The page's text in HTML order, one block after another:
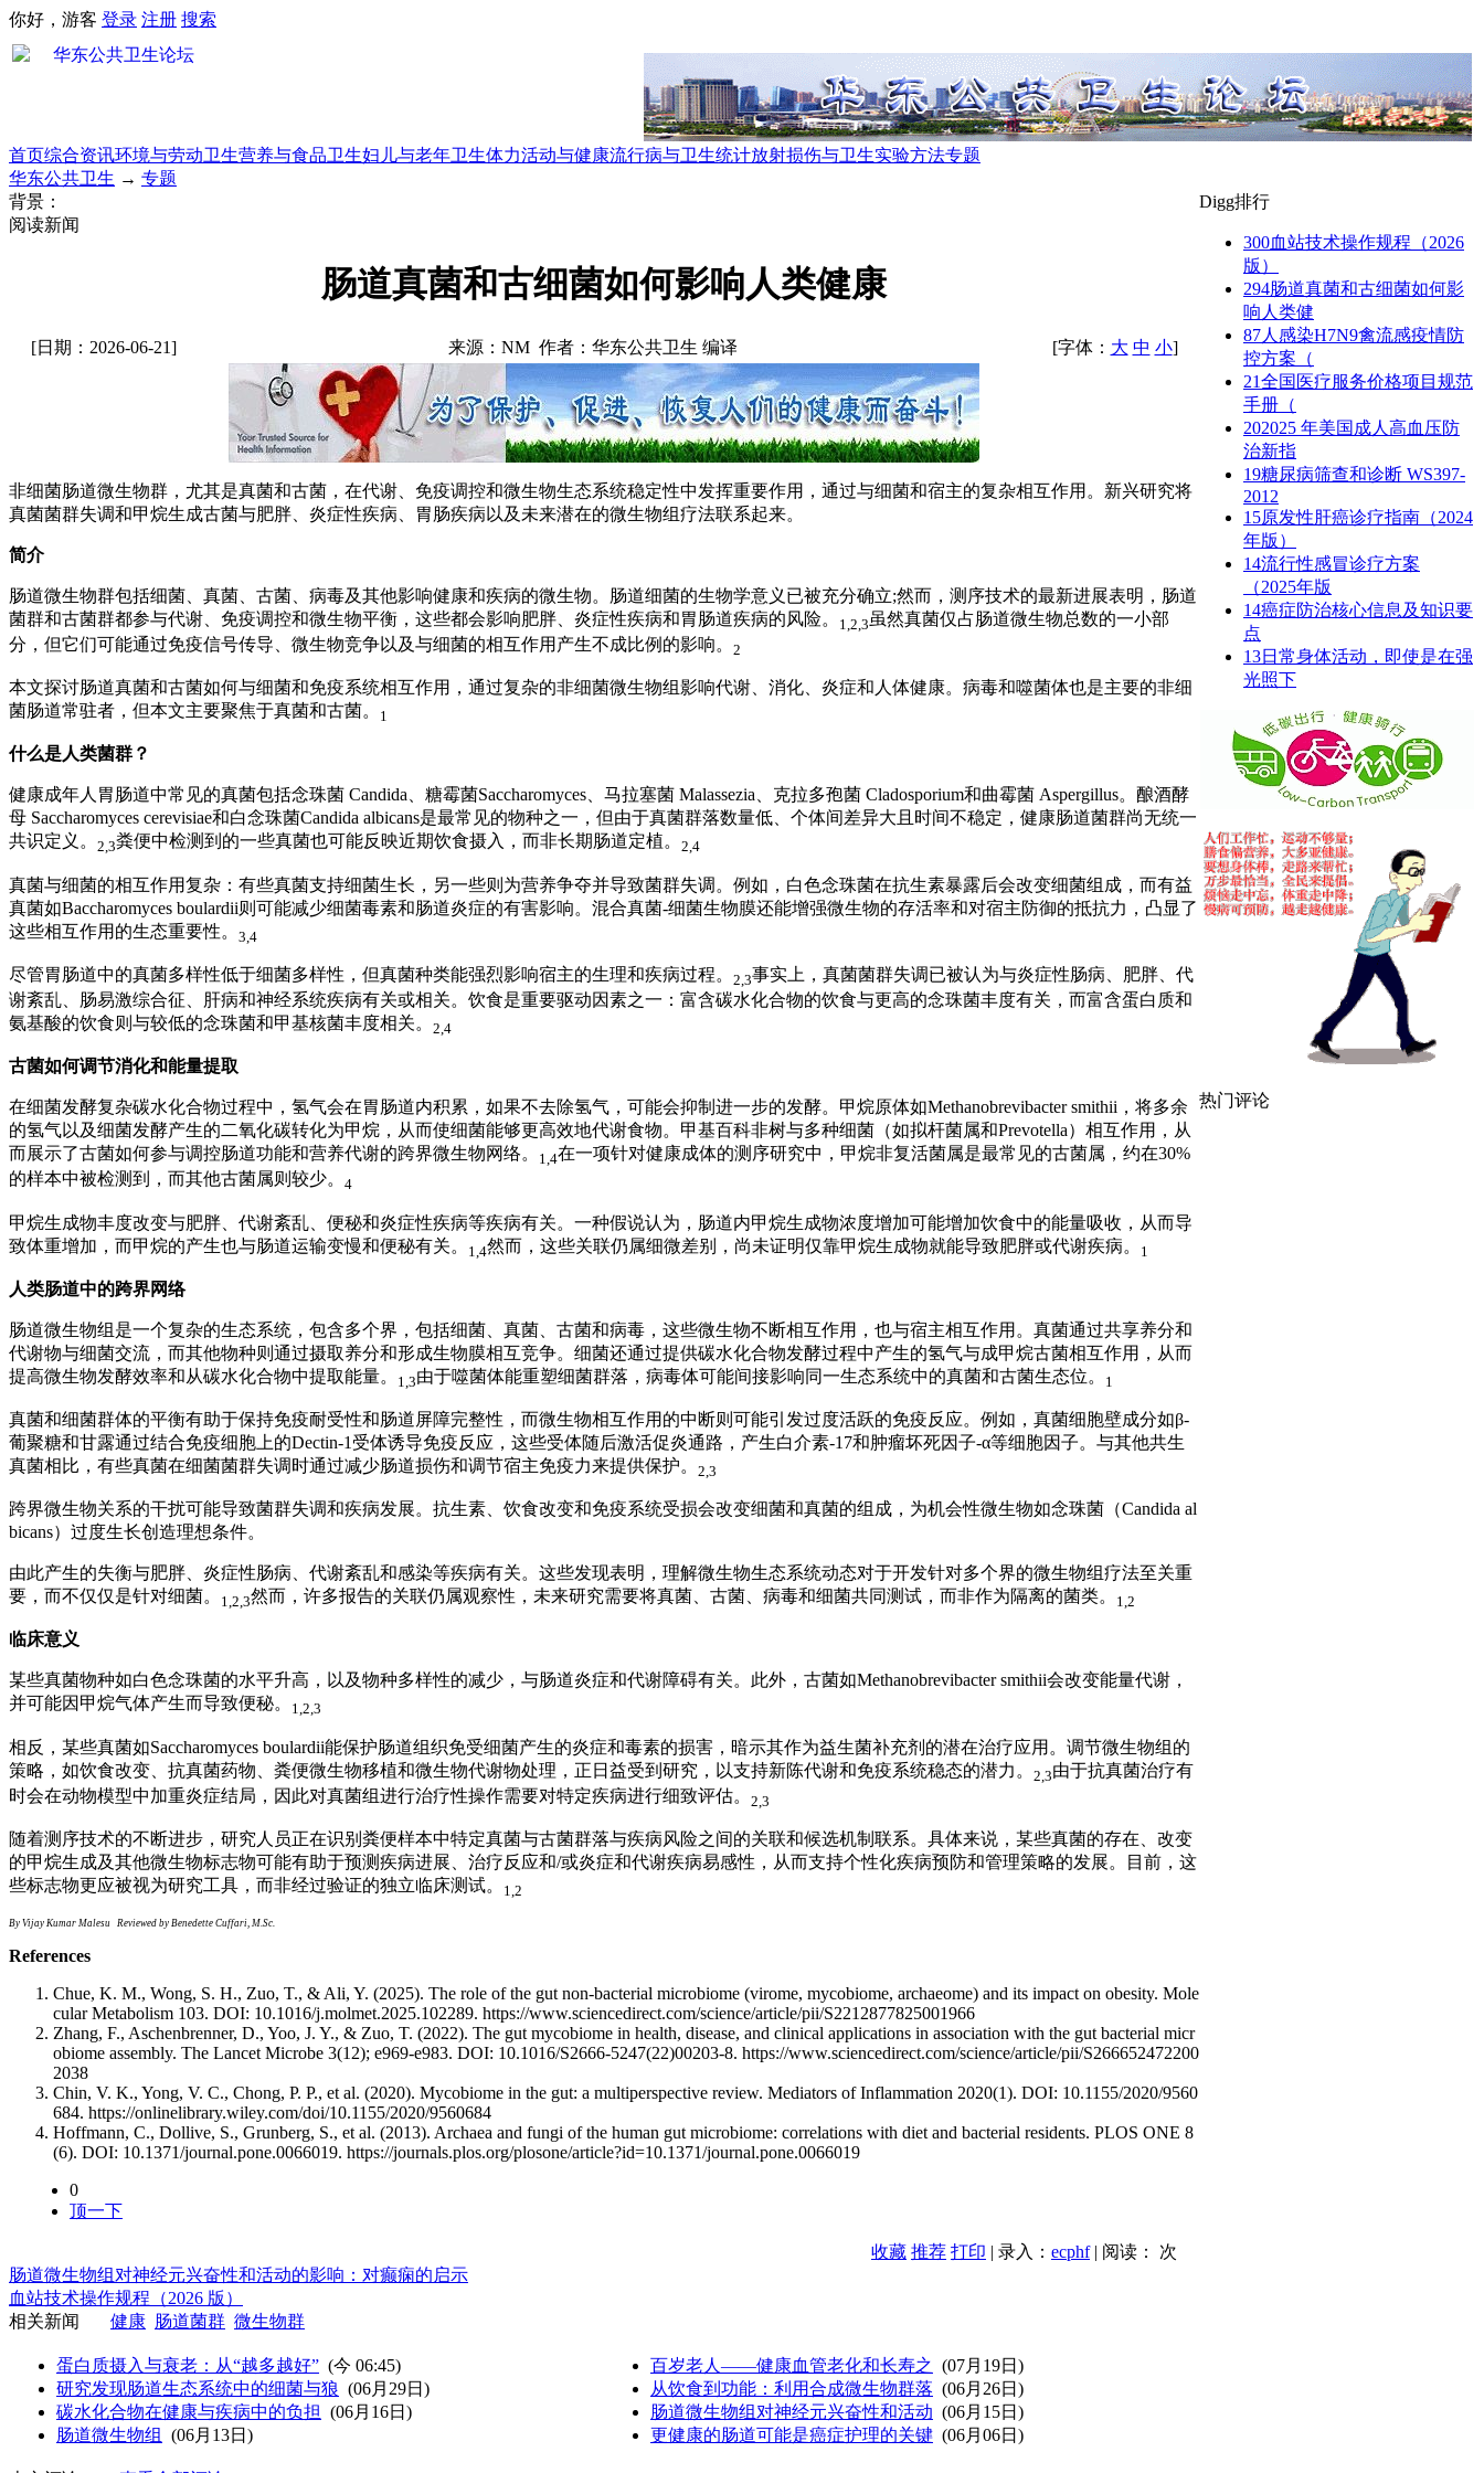
你好，游客 登录 注册 搜索
首页综合资讯环境与劳动卫生营养与食品卫生妇儿与老年卫生体力活动与健康流行病与卫生统计放射损伤与卫生实验方法专题
华东公共卫生 → 专题
背景：
阅读新闻
肠道真菌和古细菌如何影响人类健康
[日期：2026-06-21] 来源：NM 作者：华东公共卫生 编译 [字体： 大 中 小]
非细菌肠道微生物群 ，尤其是真菌和古菌，在代谢、免疫调控和微生物生态系统稳定性中发挥重要作用，通过与细菌和宿主的复杂相互作用。新兴研究将
真菌菌群失调和甲烷生成古菌与肥胖、炎症性疾病、胃肠疾病以及未来潜在的微生物组疗法联系起来。
简介
肠道微生物群包括细菌、真菌、古菌、病毒及其他影响健康和疾病的微生物。肠道细菌的生物学意义已被充分确立;然而，测序技术的最新进展表明，肠道
菌群和古菌群都参与代谢、免疫调控和微生物平衡，这些都会影响肥胖、炎症性疾病和胃肠道疾病的风险。
1,2,3 虽然真菌仅占肠道微生物总数的一小部
分，但它们可能通过免疫信号传导、微生物竞争以及与细菌的相互作用产生不成比例的影响。 2
本文探讨肠道真菌和古菌如何与细菌和免疫系统相互作用，通过复杂的非细菌微生物组影响代谢、消化、 炎症和人体健康。病毒和噬菌体也是主要的非细
菌肠道常驻者，但本文主要聚焦于真菌和古菌。
1
什么是人类菌群？
健康成年人胃肠道中常见的真菌包括念珠菌 Candida、糖霉菌Saccharomyces、马拉塞菌 Malassezia、克拉多孢菌 Cladosporium和曲霉菌 Aspergillus。酿酒酵
母 Saccharomyces cerevisiae和白念珠菌Candida albicans是最常见的物种之一，但由于真菌群落数量低、个体间差异大且时间不稳定，健康肠道菌群尚无统一
共识定义。 2,3粪便中检测到的一些真菌也可能反映近期饮食摄入，而非长期肠道定植。 2,4
真菌与细菌的相互作用复杂：有些真菌支持细菌生长，另一些则为营养争夺并导致菌群失调。例如，白色念珠菌在抗生素暴露后会改变细菌组成，而有益
真菌如Baccharomyces boulardii则可能减少细菌毒素和肠道炎症的有害影响。混合真菌-细菌生物膜还能增强微生物的存活率和对宿主防御的抵抗力，凸显了
这些相互作用的生态重要性。 3,4
尽管胃肠道中的真菌多样性低于细菌多样性，但真菌种类能强烈影响宿主的生理和疾病过程。 2,3事实上，真菌菌群失调已被认为与炎症性肠病、肥胖、代
谢紊乱、肠易激综合征、肝病和神经系统疾病有关或相关。饮食是重要驱动因素之一：富含碳水化合物的饮食与更高的念珠菌丰度有关，而富含蛋白质和
氨基酸的饮食则与较低的念珠菌和甲基核菌丰度相关。 2,4
古菌如何调节消化和能量提取
在细菌发酵复杂碳水化合物过程中，氢气会在胃肠道内积累，如果不去除氢气，可能会抑制进一步的发酵。甲烷原体如Methanobrevibacter smithii ，将多余
的氢气以及细菌发酵产生的二氧化碳转化为甲烷，从而使细菌能够更高效地代谢食物。甲基百科非树与多种细菌（如拟杆菌属和Prevotella）相互作用，从
而展示了古菌如何参与调控肠道功能和营养代谢的跨界微生物网络。
1,4在一项针对健康成体的测序研究中，甲烷非复活菌属是最常见的古菌属，约在30%
的样本中被检测到，而其他古菌属则较少。 4
甲烷生成物丰度改变与肥胖、代谢紊乱、便秘和炎症性疾病等疾病有关。一种假说认为，肠道内甲烷生成物浓度增加可能增加饮食中的能量吸收，从而导
致体重增加，而甲烷的产生也与肠道运输变慢和便秘有关。
1,4然而，这些关联仍属细微差别，尚未证明仅靠甲烷生成物就能导致肥胖或代谢疾病。 1
人类肠道中的跨界网络
肠道微生物组是一个复杂的生态系统，包含多个界，包括细菌、真菌、古菌和病毒，这些微生物不断相互作用，也与宿主相互作用。真菌通过共享养分和
代谢物与细菌交流，而其他物种则通过摄取养分和形成生物膜相互竞争。细菌还通过提供碳水化合物发酵过程中产生的氢气与成甲烷古菌相互作用，从而
提高微生物发酵效率和从碳水化合物中提取能量。
1,3由于噬菌体能重塑细菌群落，病毒体可能间接影响同一生态系统中的真菌和古菌生态位。 1
真菌和细菌群体的平衡有助于保持免疫耐受性和肠道屏障完整性，而微生物相互作用的中断则可能引发过度活跃的免疫反应。例如，真菌细胞壁成分如β-
葡聚糖和甘露通过结合免疫细胞上的Dectin-1 受体诱导免疫反应，这些受体随后激活促炎通路，产生白介素-17和肿瘤坏死因子-α等细胞因子。与其他共生
真菌相比，有些真菌在细菌菌群失调时通过减少肠道损伤和调节宿主免疫力来提供保护。 2,3
跨界微生物关系的干扰可能导致菌群失调和疾病发展。抗生素、饮食改变和免疫系统受损会改变细菌和真菌的组成，为机会性微生物如念珠菌（Candida al
bicans）过度生长创造理想条件。
由此产生的失衡与肥胖、炎症性肠病、代谢紊乱和感染等疾病有关。这些发现表明，理解微生物生态系统动态对于开发针对多个界的微生物组疗法至关重
要，而不仅仅是针对细菌。
1,2,3然而，许多报告的关联仍属观察性，未来研究需要将真菌、古菌、病毒和细菌共同测试，而非作为隔离的菌类。 1,2
临床意义
某些真菌物种如白色念珠菌的水平升高，以及物种多样性的减少，与肠道炎症和代谢障碍有关。此外，古菌如Methanobrevibacter smithii会改变能量代谢，
并可能因甲烷气体产生而导致便秘。
1,2,3
相反，某些真菌如Saccharomyces boulardii能保护肠道组织免受细菌产生的炎症和毒素的损害，暗示其作为益生菌补充剂的潜在治疗应用。调节微生物组的
策略，如饮食改变、抗真菌药物、粪便微生物移植和微生物代谢物处理，正日益受到研究，以支持新陈代谢和免疫系统稳态的潜力。 2,3由于抗真菌治疗有
时会在动物模型中加重炎症结局，因此对真菌组进行治疗性操作需要对特定疾病进行细致评估。 2,3
随着测序技术的不断进步，研究人员正在识别粪便样本中特定真菌与古菌群落与疾病风险之间的关联和候选机制联系。具体来说，某些真菌的存在、改变
的甲烷生成及其他微生物标志物可能有助于预测疾病进展、治疗反应和/或炎症和代谢疾病易感性，从而支持个性化疾病预防和管理策略的发展。目前，这
些标志物更应被视为研究工具，而非经过验证的独立临床测试。
1,2
By Vijay Kumar Malesu Reviewed by Benedette Cuffari, M.Sc.
References
Chue, K. M., Wong, S. H., Zuo, T., & Ali, Y. (2025). The role of the gut non-bacterial microbiome (virome, mycobiome, archaeome) and its impact on obesity. Mole
cular Metabolism 103. DOI: 10.1016/j.molmet.2025.102289. https://www.sciencedirect.com/science/article/pii/S2212877825001966
Zhang, F., Aschenbrenner, D., Yoo, J. Y., & Zuo, T. (2022). The gut mycobiome in health, disease, and clinical applications in association with the gut bacterial micr
obiome assembly. The Lancet Microbe 3(12); e969-e983. DOI: 10.1016/S2666-5247(22)00203-8. https://www.sciencedirect.com/science/article/pii/S266652472200
2038
Chin, V. K., Yong, V. C., Chong, P. P., et al. (2020). Mycobiome in the gut: a multiperspective review. Mediators of Inflammation 2020(1). DOI: 10.1155/2020/9560
684. https://onlinelibrary.wiley.com/doi/10.1155/2020/9560684
Hoffmann, C., Dollive, S., Grunberg, S., et al. (2013). Archaea and fungi of the human gut microbiome: correlations with diet and bacterial residents. PLOS ONE 8
(6). DOI: 10.1371/journal.pone.0066019. https://journals.plos.org/plosone/article?id=10.1371/journal.pone.0066019
0
顶一下
收藏 推荐 打印 | 录入： ecphf| 阅读：
次
肠道微生物组对神经元兴奋性和活动的影响：对癫痫的启示
血站技术操作规程（2026 版）
相关新闻
健康 肠道菌群 微生物群
蛋白质摄入与衰老：从“越多越好” (今 06:45)
研究发现肠道生态系统中的细菌与狼 (06月29日)
碳水化合物在健康与疾病中的负担 (06月16日)
肠道微生物组
(06月13日)
百岁老人——健康血管老化和长寿之 (07月19日)
从饮食到功能：利用合成微生物群落 (06月26日)
肠道微生物组对神经元兴奋性和活动 (06月15日)
更健康的肠道可能是癌症护理的关键 (06月06日)
Digg排行
300血站技术操作规程（2026
版）
294肠道真菌和古细菌如何影
响人类健
87人感染H7N9禽流感疫情防
控方案（
21全国医疗服务价格项目规范
手册（
202025 年美国成人高血压防
治新指
19糖尿病筛查和诊断 WS397-
2012
15原发性肝癌诊疗指南（2024
年版）
14流行性感冒诊疗方案
（2025年版
14癌症防治核心信息及知识要
点
13日常身体活动，即使是在强
光照下
热门评论